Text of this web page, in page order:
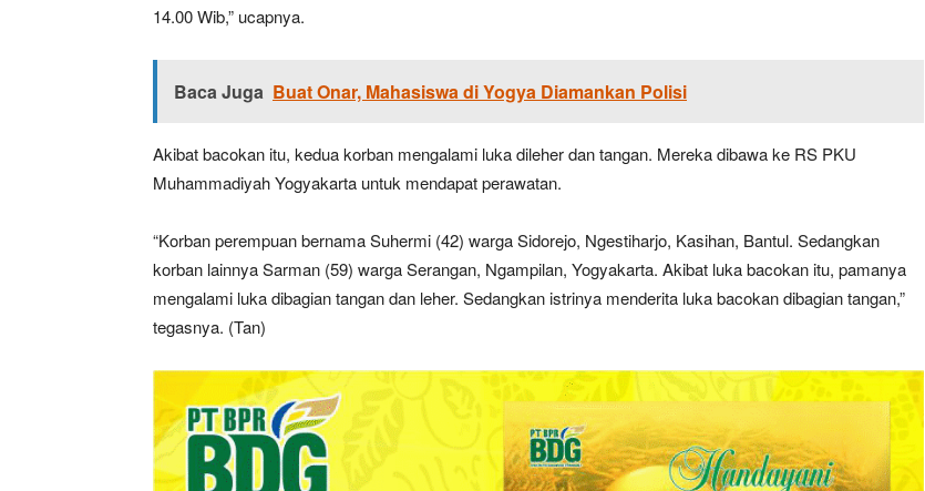
14.00 Wib,” ucapnya.
Baca Juga Buat Onar, Mahasiswa di Yogya Diamankan Polisi
Akibat bacokan itu, kedua korban mengalami luka dileher dan tangan. Mereka dibawa ke RS PKU
Muhammadiyah Yogyakarta untuk mendapat perawatan.
“Korban perempuan bernama Suhermi (42) warga Sidorejo, Ngestiharjo, Kasihan, Bantul. Sedangkan
korban lainnya Sarman (59) warga Serangan, Ngampilan, Yogyakarta. Akibat luka bacokan itu, pamanya
mengalami luka dibagian tangan dan leher. Sedangkan istrinya menderita luka bacokan dibagian tangan,”
tegasnya. (Tan)